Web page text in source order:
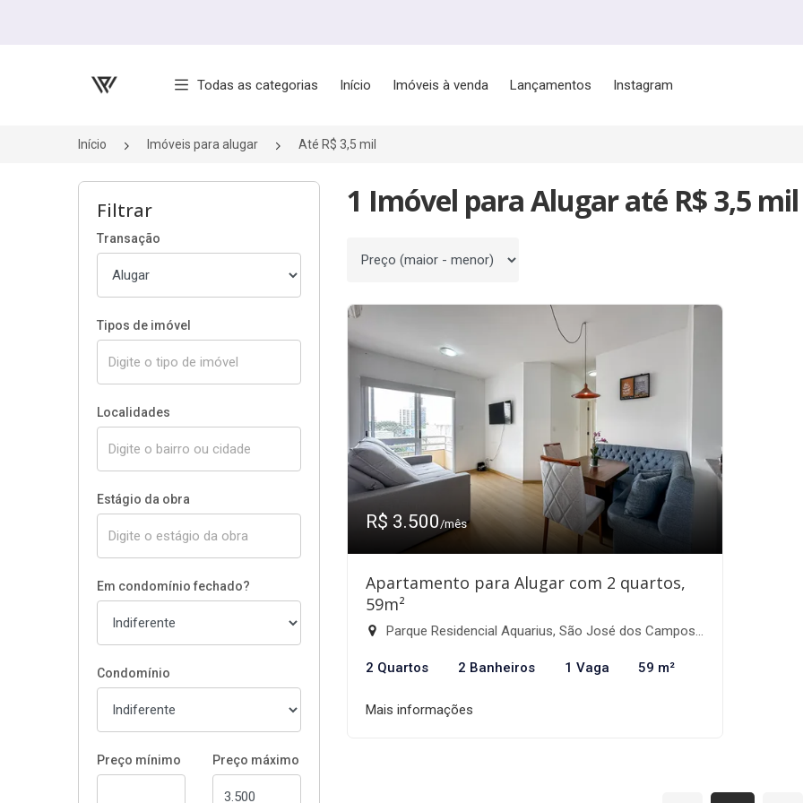
Página inicial
Todas as categorias Início Imóveis à venda Lançamentos Instagram
Início Imóveis para alugar Até R$ 3,5 mil
Filtrar
Transação
Tipos de imóvel
Localidades
Estágio da obra
Em condomínio fechado?
Condomínio
Preço mínimo Preço máximo
1 Imóvel para Alugar até R$ 3,5 mil
Ordenar por
R$ 3.500/mês
Apartamento para Alugar com 2 quartos,
59m²
Parque Residencial Aquarius, São José dos Campos-SP
2 Quartos 2 Banheiros 1 Vaga 59 m²
Mais informações